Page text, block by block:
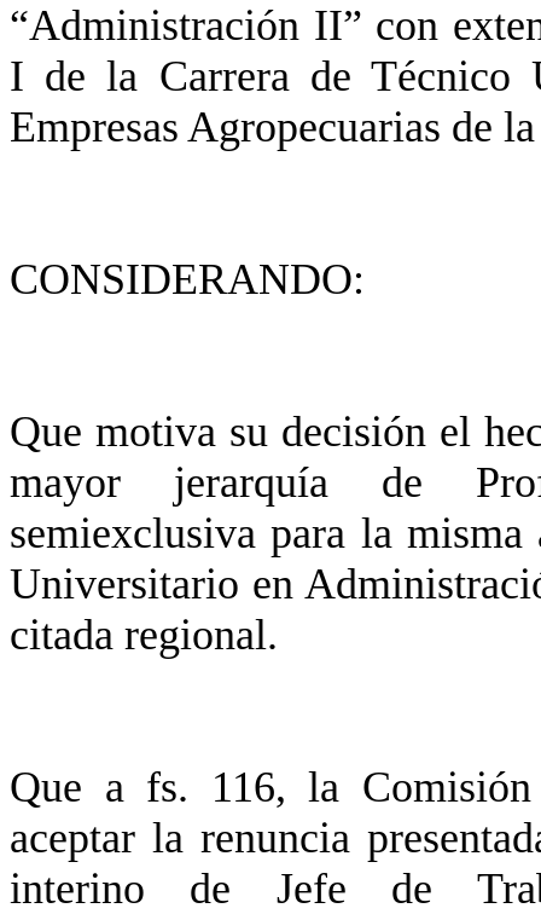
“Administración II” con
I de la Carrera de Técnico
Empresas Agropecuarias de
CONSIDERANDO:
Que motiva su decisión el
mayor jerarquía de
semiexclusiva para la
Universitario en
citada regional.
Que a fs. 116, la
aceptar la renuncia
interino de Jefe de